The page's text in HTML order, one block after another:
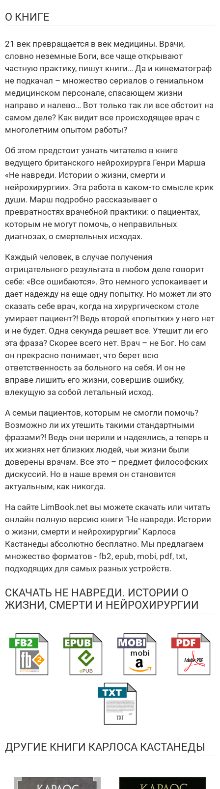
О КНИГЕ
21 век превращается в век медицины. Врачи,
словно неземные Боги, все чаще открывают
частную практику, пишут книги… Да и кинематограф
не подкачал – множество сериалов о гениальном
медицинском персонале, спасающем жизни
направо и налево… Вот только так ли все обстоит на
самом деле? Как видит все происходящее врач с
многолетним опытом работы?
Об этом предстоит узнать читателю в книге
ведущего британского нейрохирурга Генри Марша
«Не навреди. Истории о жизни, смерти и
нейрохирургии». Эта работа в каком-то смысле крик
души. Марш подробно рассказывает о
превратностях врачебной практики: о пациентах,
которым не могут помочь, о неправильных
диагнозах, о смертельных исходах.
Каждый человек, в случае получения
отрицательного результата в любом деле говорит
себе: «Все ошибаются». Это немного успокаивает и
дает надежду на еще одну попытку. Но может ли это
сказать себе врач, когда на хирургическом столе
умирает пациент?! Ведь второй «попытки» у него нет
и не будет. Одна секунда решает все. Утешит ли его
эта фраза? Скорее всего нет. Врач – не Бог. Но сам
он прекрасно понимает, что берет всю
ответственность за больного на себя. И он не
вправе лишить его жизни, совершив ошибку,
влекущую за собой летальный исход.
А семьи пациентов, которым не смогли помочь?
Возможно ли их утешить такими стандартными
фразами?! Ведь они верили и надеялись, а теперь в
их жизнях нет близких людей, чьи жизни были
доверены врачам. Все это – предмет философских
дискуссий. Но в наше время он становится
актуальным, как никогда.
На сайте LimBook.net вы можете скачать или читать
онлайн полную версию книги "Не навреди. Истории
о жизни, смерти и нейрохирургии" Карлоса
Кастанеды абсолютно бесплатно. Мы предлагаем
множество форматов - fb2, epub, mobi, pdf, txt,
подходящих для самых разных устройств.
СКАЧАТЬ НЕ НАВРЕДИ. ИСТОРИИ О
ЖИЗНИ, СМЕРТИ И НЕЙРОХИРУРГИИ
ДРУГИЕ КНИГИ КАРЛОСА КАСТАНЕДЫ